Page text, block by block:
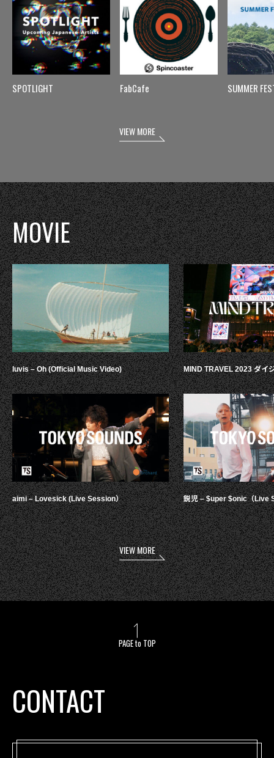
SPOTLIGHT FabCafe SUMMER
VIEW MORE
MOVIE
luvis – Oh (Official Music Video)
aimi – Lovesick (Live Session）
MIND TRAVEL 2023 ダイ
鋭児 – $uper $onic（Live
VIEW MORE
PAGE to TOP
CONTACT